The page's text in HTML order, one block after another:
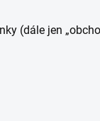
(dále jen